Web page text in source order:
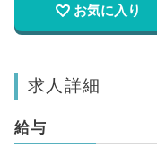
お気に入り
求人詳細
給与